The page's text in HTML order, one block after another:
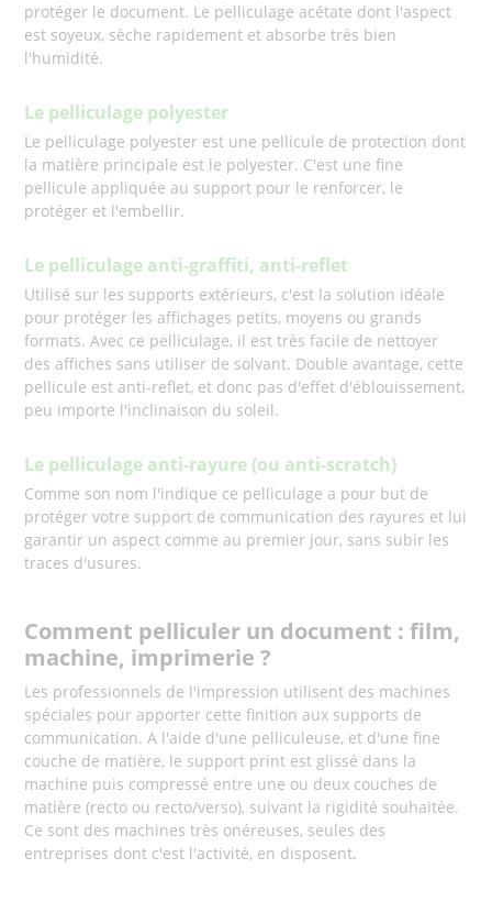
protéger le document. Le pelliculage acétate dont l'aspect
est soyeux, sèche rapidement et absorbe très bien
l'humidité.
Le pelliculage polyester
Le pelliculage polyester est une pellicule de protection dont
la matière principale est le polyester. C'est une fine
pellicule appliquée au support pour le renforcer, le
protéger et l'embellir.
Le pelliculage anti-graffiti, anti-reflet
Utilisé sur les supports extérieurs, c'est la solution idéale
pour protéger les affichages petits, moyens ou grands
formats. Avec ce pelliculage, il est très facile de nettoyer
des affiches sans utiliser de solvant. Double avantage, cette
pellicule est anti-reflet, et donc pas d'effet d'éblouissement,
peu importe l'inclinaison du soleil.
Le pelliculage anti-rayure (ou anti-scratch)
Comme son nom l'indique ce pelliculage a pour but de
protéger votre support de communication des rayures et lui
garantir un aspect comme au premier jour, sans subir les
traces d'usures.
Comment pelliculer un document : film,
machine, imprimerie ?
Les professionnels de l'impression utilisent des machines
spéciales pour apporter cette finition aux supports de
communication. A l'aide d'une pelliculeuse, et d'une fine
couche de matière, le support print est glissé dans la
machine puis compressé entre une ou deux couches de
matière (recto ou recto/verso), suivant la rigidité souhaitée.
Ce sont des machines très onéreuses, seules des
entreprises dont c'est l'activité, en disposent.